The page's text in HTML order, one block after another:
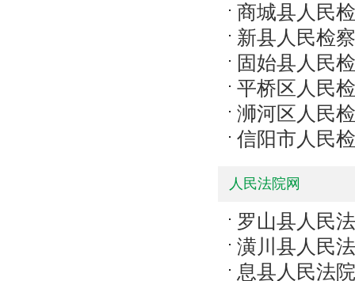
商城县人民
新县人民检
固始县人民
平桥区人民
浉河区人民
信阳市人民
人民法院网
罗山县人民
潢川县人民
息县人民法院